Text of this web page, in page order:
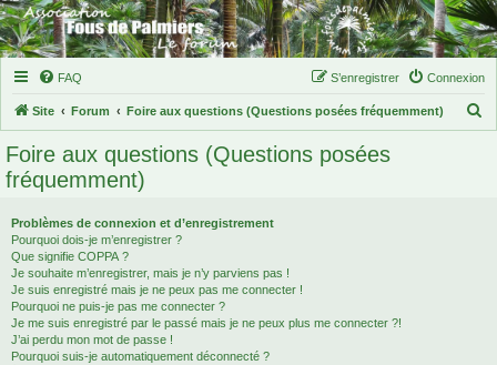
FAQ Connexion
S’enregistrer
Site Forum Foire aux questions (Questions posées fréquemment)
Foire aux questions (Questions posées
fréquemment)
Problèmes de connexion et d’enregistrement
Pourquoi dois-je m’enregistrer ?
Que signifie COPPA ?
Je souhaite m’enregistrer, mais je n’y parviens pas !
Je suis enregistré mais je ne peux pas me connecter !
Pourquoi ne puis-je pas me connecter ?
Je me suis enregistré par le passé mais je ne peux plus me connecter ?!
J’ai perdu mon mot de passe !
Pourquoi suis-je automatiquement déconnecté ?